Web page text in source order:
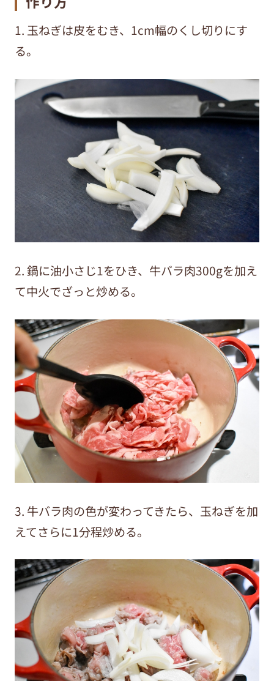
1. 玉ねぎは皮をむき、1cm幅のくし切りにす
る。
2. 鍋に油小さじ1をひき、牛バラ肉300gを加え
て中火でざっと炒める。
3. 牛バラ肉の色が変わってきたら、玉ねぎを加
えてさらに1分程炒める。